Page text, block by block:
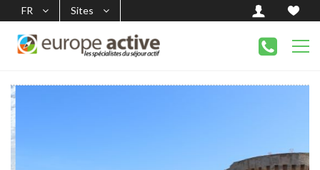
FR Sites